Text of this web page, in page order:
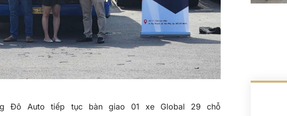
Đô Auto tiếp tục bàn giao 01 xe Global 29 chỗ